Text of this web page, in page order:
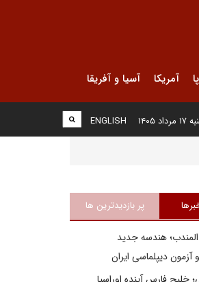
آمریکا آسیا و آفریقا
ENGLISH ۱۴۰۵
پر بازدیدترین ها
هندسه جدید
آزمون دیپلماسی ایران